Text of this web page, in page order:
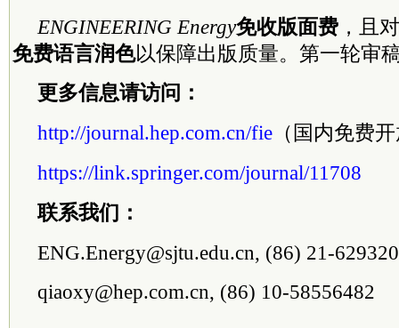
ENGINEERING Energy免收版面费 ，且
免费语言润色以保障出版质量。第一轮审
更多信息请访问：
http://journal.hep.com.cn/fie （国内免费
https://link.springer.com/journal/11708
联系我们：
ENG.Energy@sjtu.edu.cn, (86) 21-
qiaoxy@hep.com.cn, (86) 10-58556482